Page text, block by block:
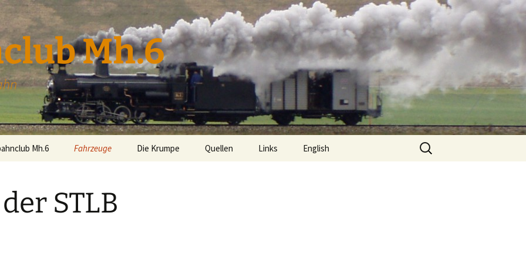
Mh.6
Mh.6 Fahrzeuge
Uv.3 (298.207)
Die Krumpe Quellen Links English
Suchen
nach:
STLB